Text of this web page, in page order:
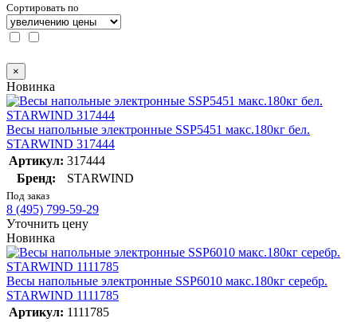
Сортировать по
×
Новинка
Весы напольные электронные SSP5451 макс.180кг бел.
STARWIND 317444
Артикул: 317444
Бренд:
STARWIND
Под заказ
8 (495) 799-59-29
Уточнить цену
Новинка
Весы напольные электронные SSP6010 макс.180кг серебр.
STARWIND 1111785
Артикул: 1111785